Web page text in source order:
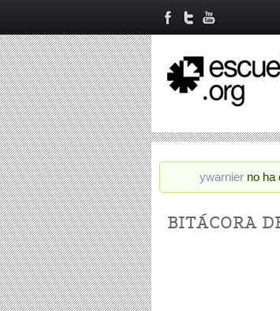
Status
ywarnier no ha
BITÁCORA